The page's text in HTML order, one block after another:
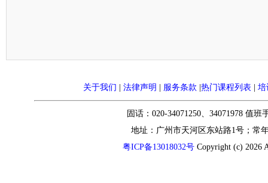
关于我们 法律声明 服务条款 热门课程列表| 培
固话：020-34071250、34071978 值
地址：广州市天河区东站路1号；常
粤ICP备13018032号Copyright (c) 2026